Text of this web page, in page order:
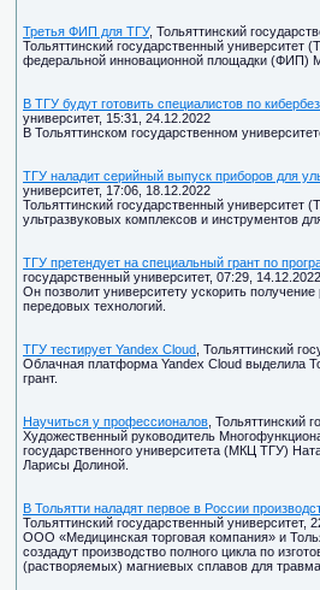
Третья ФИП для ТГУ, Тольяттинский
Тольяттинский государственный университет
федеральной инновационной площадки (ФИП)
В ТГУ будут готовить специалистов по
университет, 15:31, 24.12.2022
В Тольяттинском государственном
ТГУ наладит серийный выпуск приборов для
университет, 17:06, 18.12.2022
Тольяттинский государственный университет
ультразвуковых комплексов и инструментов
ТГУ претендует на специальный грант по
государственный университет, 07:29, 14.12.2022
Он позволит университету ускорить
передовых технологий.
ТГУ тестирует Yandex Cloud , Тольяттинский
Облачная платформа Yandex Cloud выделила
грант.
Научиться у профессионалов , Тольяттинский
Художественный руководитель
государственного университета (МКЦ ТГУ)
Ларисы Долиной.
В Тольятти наладят первое в России
Тольяттинский государственный университет,
ООО «Медицинская торговая компания» и
создадут производство полного цикла по
(растворяемых) магниевых сплавов для